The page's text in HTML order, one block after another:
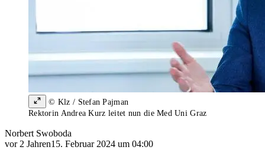
© Klz / Stefan Pajman
Rektorin Andrea Kurz leitet nun die Med Uni Graz
Norbert Swoboda
vor 2 Jahren15. Februar 2024 um 04:00